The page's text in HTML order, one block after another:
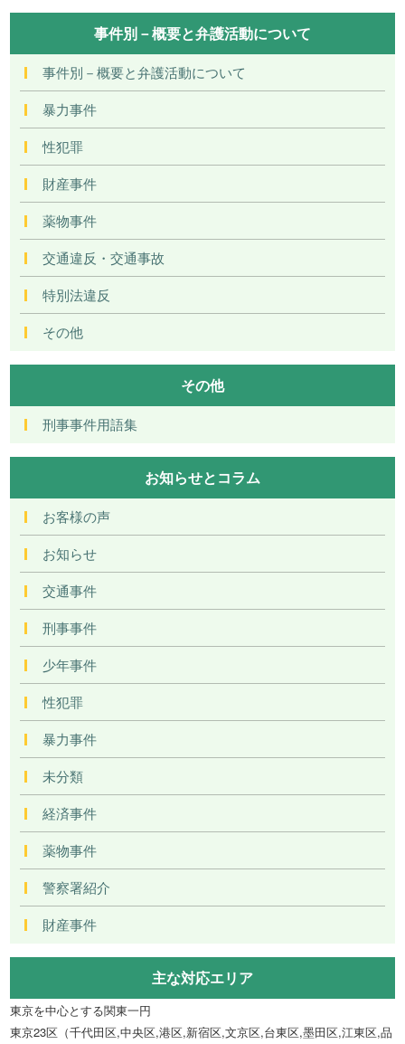
事件別－概要と弁護活動について
事件別－概要と弁護活動について
暴力事件
性犯罪
財産事件
薬物事件
交通違反・交通事故
特別法違反
その他
その他
刑事事件用語集
お知らせとコラム
お客様の声
お知らせ
交通事件
刑事事件
少年事件
性犯罪
暴力事件
未分類
経済事件
薬物事件
警察署紹介
財産事件
主な対応エリア
東京を中心とする関東一円
東京23区（千代田区,中央区,港区,新宿区,文京区,台東区,墨田区,江東区,品